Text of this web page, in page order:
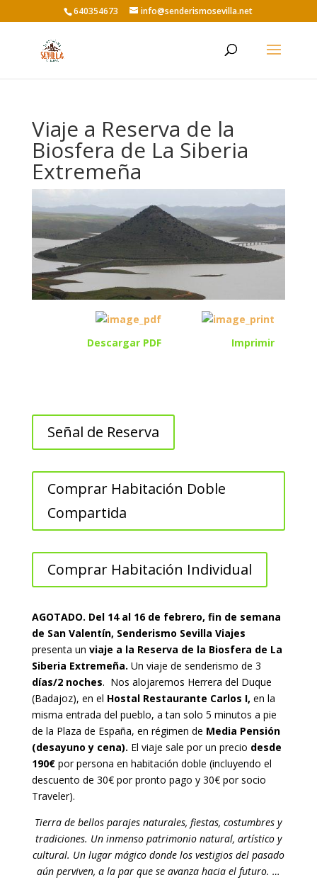
640354673 info@senderismosevilla.net
Viaje a Reserva de la
Biosfera de La Siberia
Extremeña
Descargar PDF Imprimir
Señal de Reserva
Comprar Habitación Doble
Compartida
Comprar Habitación Individual
AGOTADO. Del 14 al 16 de febrero, fin de semana
de San Valentín, Senderismo Sevilla Viajes
presenta un viaje a la Reserva de la Biosfera de La
Siberia Extremeña. Un viaje de senderismo de 3
días/2 noches. Nos alojaremos Herrera del Duque
(Badajoz), en el Hostal Restaurante Carlos I, en la
misma entrada del pueblo, a tan solo 5 minutos a pie
de la Plaza de España, en régimen de Media Pensión
(desayuno y cena). El viaje sale por un precio desde
190€por persona en habitación doble (incluyendo el
descuento de 30€ por pronto pago y 30€ por socio
Traveler).
Tierra de bellos parajes naturales, fiestas, costumbres y
tradiciones. Un inmenso patrimonio natural, artístico y
cultural. Un lugar mágico donde los vestigios del pasado
aún perviven, a la par que se avanza hacia el futuro. …